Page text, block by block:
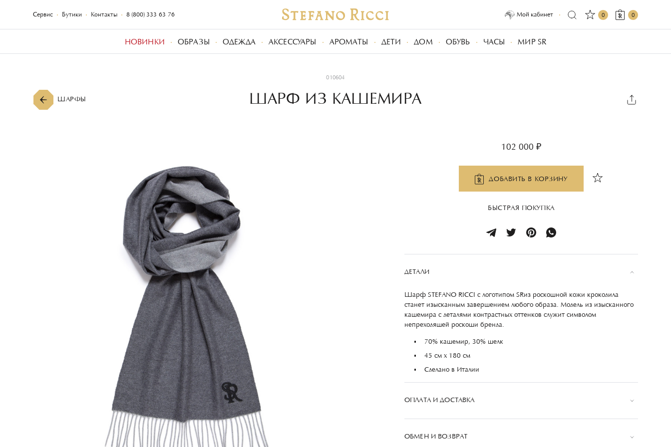
Сервис Бутики Контакты 8 (800) 333-63-76 Мой кабинет 0 0
НОВИНКИ ОБРАЗЫ ОДЕЖДА АКСЕССУАРЫ АРОМАТЫ ДЕТИ ДОМ ОБУВЬ ЧАСЫ МИР SR
010604
ШАРФЫ ШАРФ ИЗ КАШЕМИРА
102 000 ₽
ДОБАВИТЬ В КОРЗИНУ
БЫСТРАЯ ПОКУПКА
ДЕТАЛИ
Шарф STEFANO RICCI с логотипом SRиз роскошной кожи крокодила
станет изысканным завершением любого образа. Модель из изысканного
кашемира с деталями контрастных оттенков служит символом
непреходящей роскоши бренда.
70% кашемир, 30% шелк
45 см x 180 см
Сделано в Италии
ОПЛАТА И ДОСТАВКА
Оплата
ОБМЕН И ВОЗВРАТ